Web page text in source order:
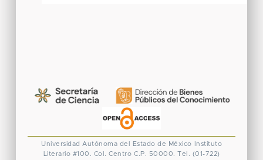
Universidad Autónoma del Estado de México
Instituto
Literario #100. Col. Centro C.P. 50000. Tel. (01-722)